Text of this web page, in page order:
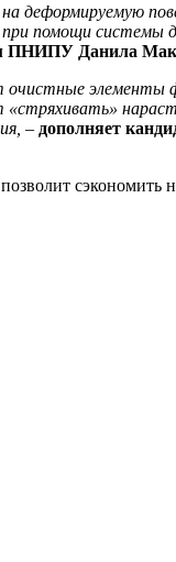
деформируемую
помощи системы
ПНИПУ Данила
очистные
«стряхивать»
– дополняет
сэкономить